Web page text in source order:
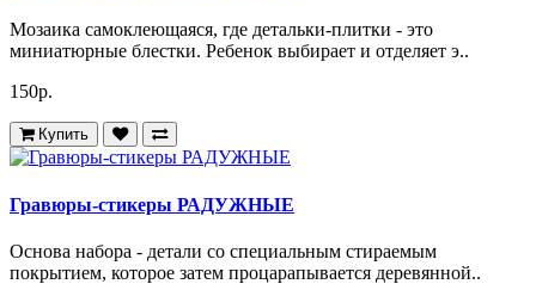
Мозаика самоклеющаяся, где детальки-плитки - это
миниатюрные блестки. Ребенок выбирает и отделяет э..
150р.
Купить
Гравюры-стикеры РАДУЖНЫЕ
Основа набора - детали со специальным стираемым
покрытием, которое затем процарапывается деревянной..